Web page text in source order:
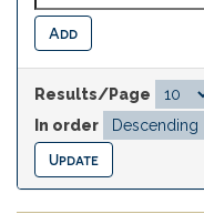
Results/Page
In order